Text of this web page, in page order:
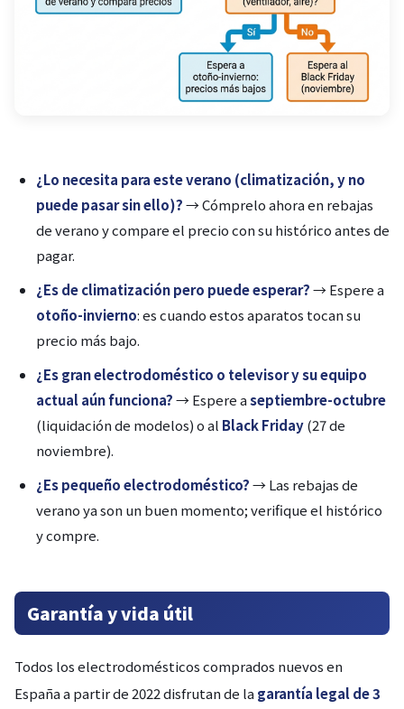
¿Lo necesita para este verano (climatización, y no
puede pasar sin ello)?→ Cómprelo ahora en rebajas
de verano y compare el precio con su histórico antes de
pagar.
¿Es de climatización pero puede esperar?→ Espere a
otoño-invierno: es cuando estos aparatos tocan su
precio más bajo.
¿Es gran electrodoméstico o televisor y su equipo
actual aún funciona?→ Espere aseptiembre-octubre
(liquidación de modelos) o al Black Friday(27 de
noviembre).
¿Es pequeño electrodoméstico?→ Las rebajas de
verano ya son un buen momento; verifique el histórico
y compre.
Garantía y vida útil
Todos los electrodomésticos comprados nuevos en
España a partir de 2022 disfrutan de la garantía legal de 3